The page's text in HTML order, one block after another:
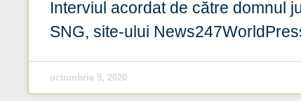
Interviul acordat de către domnul
SNG, site-ului
octombrie 9, 2020